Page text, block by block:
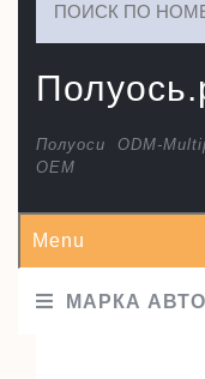
Полуоси ODM-
ОЕМ
Menu
МАРКА АВТО